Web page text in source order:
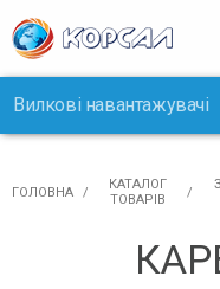
Вилкові навантажувачі
ГОЛОВНА
КАТАЛОГ
ТОВАРІВ